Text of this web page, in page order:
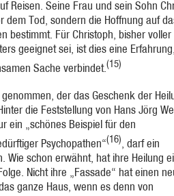
Reisen. Seine Frau und sein Sohn
dem Tod, sondern die Hoffnung auf
bestimmt. Für Christoph, bisher
geeignet sei, ist dies eine
Sache verbindet.(15)
der das Geschenk der
die Feststellung von Hans Jörg
ein „schönes Beispiel für den
Psychopathen“(16), darf ein
Wie schon erwähnt, hat ihre Heilung
Nicht ihre „Fassade“ hat einen
ganze Haus, wenn es denn von